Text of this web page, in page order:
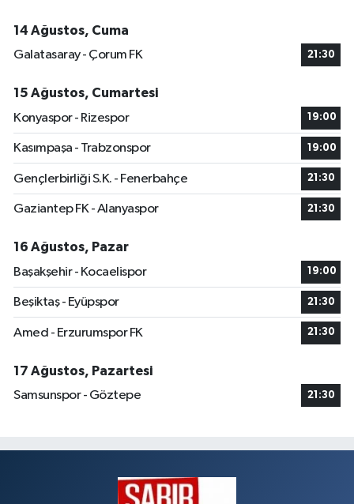
14 Ağustos, Cuma
Galatasaray - Çorum FK
21:30
15 Ağustos, Cumartesi
Konyaspor - Rizespor
19:00
Kasımpaşa - Trabzonspor 19:00
Gençlerbirliği S.K. - Fenerbahçe 21:30
Gaziantep FK - Alanyaspor 21:30
16 Ağustos, Pazar
Başakşehir - Kocaelispor
19:00
Beşiktaş - Eyüpspor 21:30
Amed - Erzurumspor FK 21:30
17 Ağustos, Pazartesi
Samsunspor - Göztepe
21:30